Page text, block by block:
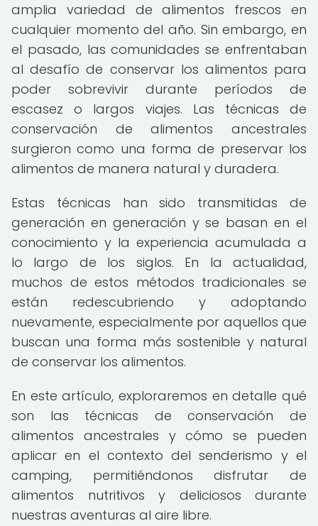
amplia variedad de alimentos frescos en
cualquier momento del año. Sin embargo, en
el pasado, las comunidades se enfrentaban
al desafío de conservar los alimentos para
poder sobrevivir durante períodos de
escasez o largos viajes. Las técnicas de
conservación de alimentos ancestrales
surgieron como una forma de preservar los
alimentos de manera natural y duradera.
Estas técnicas han sido transmitidas de
generación en generación y se basan en el
conocimiento y la experiencia acumulada a
lo largo de los siglos. En la actualidad,
muchos de estos métodos tradicionales se
están redescubriendo y adoptando
nuevamente, especialmente por aquellos que
buscan una forma más sostenible y natural
de conservar los alimentos.
En este artículo, exploraremos en detalle qué
son las técnicas de conservación de
alimentos ancestrales y cómo se pueden
aplicar en el contexto del senderismo y el
camping, permitiéndonos disfrutar de
alimentos nutritivos y deliciosos durante
nuestras aventuras al aire libre.